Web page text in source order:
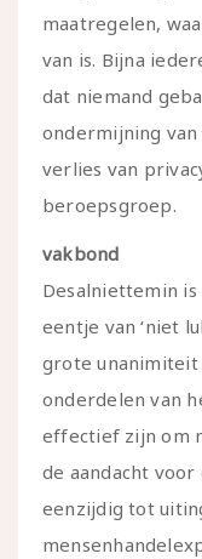
maatregelen,
van is. Bijna
dat niemand
ondermijning
verlies van
beroepsgroep.
vakbond
Desalniettemin
eentje van ‘niet
grote unanimiteit
onderdelen van
effectief zijn om
de aandacht
eenzijdig tot